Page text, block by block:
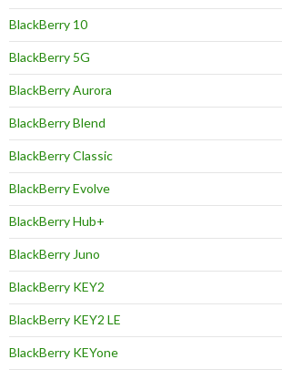
BlackBerry 10
BlackBerry 5G
BlackBerry Aurora
BlackBerry Blend
BlackBerry Classic
BlackBerry Evolve
BlackBerry Hub+
BlackBerry Juno
BlackBerry KEY2
BlackBerry KEY2 LE
BlackBerry KEYone